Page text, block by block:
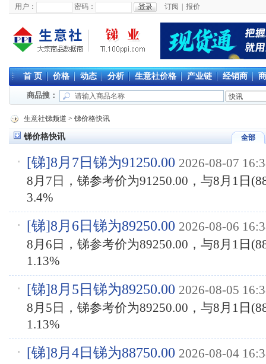
用户： 密码： 订阅 报价
首 页 价格 动态 分析 生意社价格 产业链 经销商
商品搜：
生意社锑频道 > 锑价格快讯
锑价格快讯 全部
[锑]8月7日锑为91250.00 2026-08-07
8月7日，锑参考价为91250.00，与8月1日
3.4%
[锑]8月6日锑为89250.00 2026-08-06
8月6日，锑参考价为89250.00，与8月1日
1.13%
[锑]8月5日锑为89250.00 2026-08-05
8月5日，锑参考价为89250.00，与8月1日
1.13%
[锑]8月4日锑为88750.00 2026-08-04